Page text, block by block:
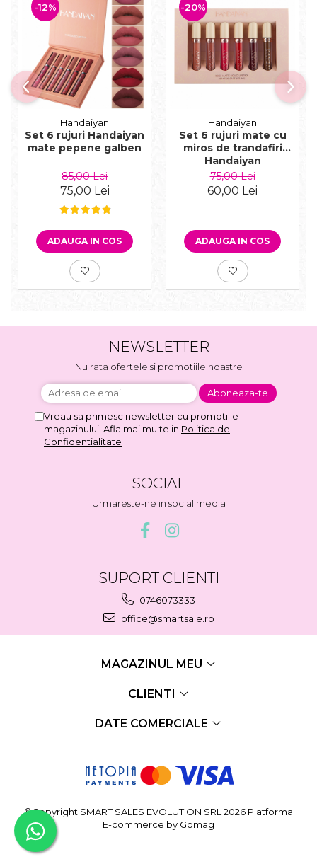
-12%
Handaiyan
Set 6 rujuri Handaiyan
mate pepene galben
85,00 Lei
75,00 Lei
ADAUGA IN COS
-20%
Handaiyan
Set 6 rujuri mate cu
miros de trandafiri
Handaiyan
75,00 Lei
60,00 Lei
ADAUGA IN COS
NEWSLETTER
Nu rata ofertele si promotiile noastre
Vreau sa primesc newsletter cu promotiile
magazinului. Afla mai multe in Politica de
Confidentialitate
SOCIAL
Urmareste-ne in social media
SUPORT CLIENTI
0746073333
office@smartsale.ro
MAGAZINUL MEU
CLIENTI
DATE COMERCIALE
©Copyright SMART SALES EVOLUTION SRL 2026 Platforma
E-commerce by Gomag